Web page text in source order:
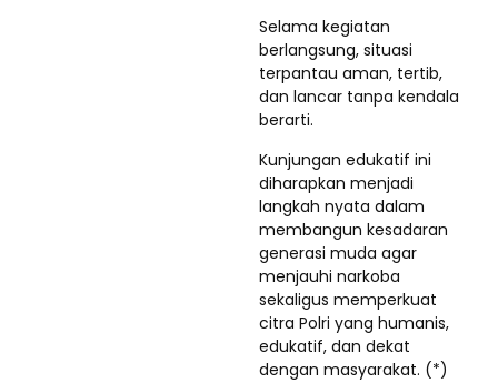
Selama kegiatan
berlangsung, situasi
terpantau aman, tertib,
dan lancar tanpa kendala
berarti.
Kunjungan edukatif ini
diharapkan menjadi
langkah nyata dalam
membangun kesadaran
generasi muda agar
menjauhi narkoba
sekaligus memperkuat
citra Polri yang humanis,
edukatif, dan dekat
dengan masyarakat. (*)